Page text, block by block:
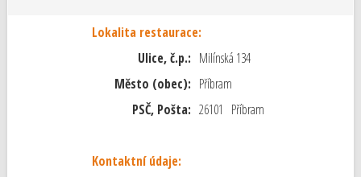
Lokalita restaurace:
Ulice, č.p.: Milínská 134
Město (obec): Příbram
PSČ, Pošta: 26101 Příbram
Kontaktní údaje: